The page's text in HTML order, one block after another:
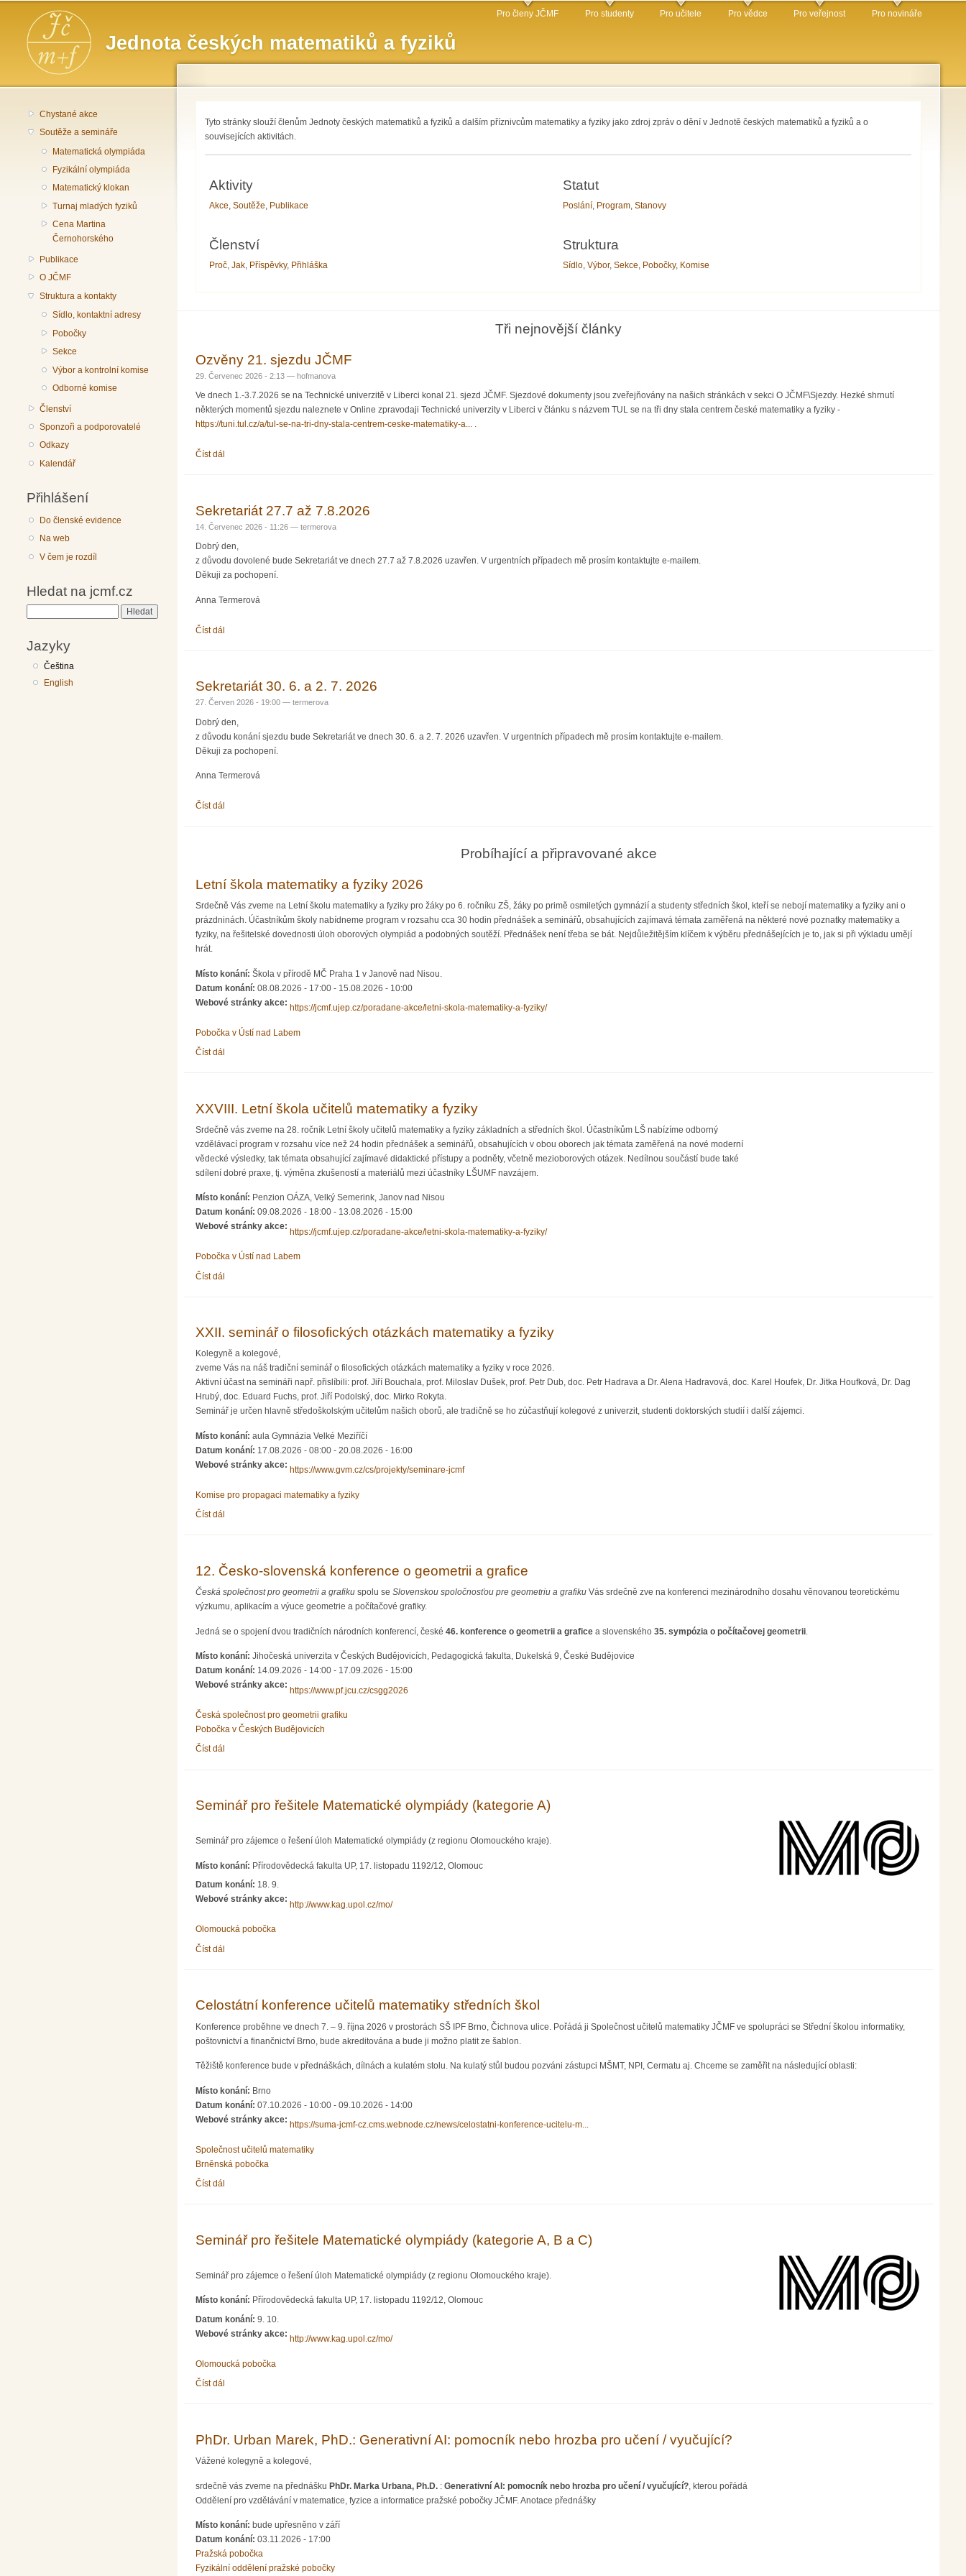
obsahu
Jednota českých matematiků a fyziků
Hlavní menu Pro členy JČMF Pro studenty Pro učitele Pro vědce Pro veřejnost Pro novináře
Chystané akce
Soutěže a semináře
Matematická olympiáda
Fyzikální olympiáda
Matematický klokan
Turnaj mladých fyziků
Cena Martina
Černohorského
Publikace
O JČMF
Struktura a kontakty
Sídlo, kontaktní adresy
Pobočky
Sekce
Výbor a kontrolní komise
Odborné komise
Členství
Sponzoři a podporovatelé
Odkazy
Kalendář
Přihlášení
Do členské evidence
Na web
V čem je rozdíl
Hledat na jcmf.cz
Jazyky
Čeština
English
Tyto stránky slouží členům Jednoty českých matematiků a fyziků a dalším příznivcům matematiky a fyziky jako zdroj zpráv o dění v Jednotě českých matematiků a fyziků a o
souvisejících aktivitách.
Aktivity Statut
Akce,Soutěže, Publikace Poslání, Program,Stanovy
Členství Struktura
Proč,Jak, Příspěvky, Přihláška Sídlo,Výbor,Sekce, Pobočky, Komise
Tři nejnovější články
Ozvěny 21. sjezdu JČMF
29. Červenec 2026 - 2:13 — hofmanova
Ve dnech 1.-3.7.2026 se na Technické univerzitě v Liberci konal 21. sjezd JČMF. Sjezdové dokumenty jsou zveřejňovány na našich stránkách v sekci O JČMF\Sjezdy. Hezké shrnutí
některých momentů sjezdu naleznete v Online zpravodaji Technické univerzity v Liberci v článku s názvem TUL se na tři dny stala centrem české matematiky a fyziky -
https://tuni.tul.cz/a/tul-se-na-tri-dny-stala-centrem-ceske-matematiky-a... .
Číst dál
Sekretariát 27.7 až 7.8.2026
14. Červenec 2026 - 11:26 — termerova
Dobrý den,
z důvodu dovolené bude Sekretariát ve dnech 27.7 až 7.8.2026 uzavřen. V urgentních případech mě prosím kontaktujte e-mailem.
Děkuji za pochopení.
Anna Termerová
Číst dál
Sekretariát 30. 6. a 2. 7. 2026
27. Červen 2026 - 19:00 — termerova
Dobrý den,
z důvodu konání sjezdu bude Sekretariát ve dnech 30. 6. a 2. 7. 2026 uzavřen. V urgentních případech mě prosím kontaktujte e-mailem.
Děkuji za pochopení.
Anna Termerová
Číst dál
Probíhající a připravované akce
Letní škola matematiky a fyziky 2026
Srdečně Vás zveme na Letní školu matematiky a fyziky pro žáky po 6. ročníku ZŠ, žáky po primě osmiletých gymnázií a studenty středních škol, kteří se nebojí matematiky a fyziky ani o
prázdninách. Účastníkům školy nabídneme program v rozsahu cca 30 hodin přednášek a seminářů, obsahujících zajímavá témata zaměřená na některé nové poznatky matematiky a
fyziky, na řešitelské dovednosti úloh oborových olympiád a podobných soutěží. Přednášek není třeba se bát. Nejdůležitějším klíčem k výběru přednášejících je to, jak si při výkladu umějí
hrát.
Místo konání: Škola v přírodě MČ Praha 1 v Janově nad Nisou.
Datum konání: 08.08.2026 - 17:00 - 15.08.2026 - 10:00
Webové stránky akce:
https://jcmf.ujep.cz/poradane-akce/letni-skola-matematiky-a-fyziky/
Pobočka v Ústí nad Labem
Číst dál
XXVIII. Letní škola učitelů matematiky a fyziky
Srdečně vás zveme na 28. ročník Letní školy učitelů matematiky a fyziky základních a středních škol. Účastníkům LŠ nabízíme odborný
vzdělávací program v rozsahu více než 24 hodin přednášek a seminářů, obsahujících v obou oborech jak témata zaměřená na nové moderní
vědecké výsledky, tak témata obsahující zajímavé didaktické přístupy a podněty, včetně mezioborových otázek. Nedílnou součástí bude také
sdílení dobré praxe, tj. výměna zkušeností a materiálů mezi účastníky LŠUMF navzájem.
Místo konání: Penzion OÁZA, Velký Semerink, Janov nad Nisou
Datum konání: 09.08.2026 - 18:00 - 13.08.2026 - 15:00
Webové stránky akce:
https://jcmf.ujep.cz/poradane-akce/letni-skola-matematiky-a-fyziky/
Pobočka v Ústí nad Labem
Číst dál
XXII. seminář o filosofických otázkách matematiky a fyziky
Kolegyně a kolegové,
zveme Vás na náš tradiční seminář o filosofických otázkách matematiky a fyziky v roce 2026.
Aktivní účast na semináři např. přislíbili: prof. Jiří Bouchala, prof. Miloslav Dušek, prof. Petr Dub, doc. Petr Hadrava a Dr. Alena Hadravová, doc. Karel Houfek, Dr. Jitka Houfková, Dr. Dag
Hrubý, doc. Eduard Fuchs, prof. Jiří Podolský, doc. Mirko Rokyta.
Seminář je určen hlavně středoškolským učitelům našich oborů, ale tradičně se ho zúčastňují kolegové z univerzit, studenti doktorských studií i další zájemci.
Místo konání: aula Gymnázia Velké Meziříčí
Datum konání: 17.08.2026 - 08:00 - 20.08.2026 - 16:00
Webové stránky akce:
https://www.gvm.cz/cs/projekty/seminare-jcmf
Komise pro propagaci matematiky a fyziky
Číst dál
12. Česko-slovenská konference o geometrii a grafice
Česká společnost pro geometrii a grafiku spolu se Slovenskou spoločnosťou pre geometriu a grafiku Vás srdečně zve na konferenci mezinárodního dosahu věnovanou teoretickému
výzkumu, aplikacím a výuce geometrie a počítačové grafiky.
Jedná se o spojení dvou tradičních národních konferencí, české 46. konference o geometrii a grafice a slovenského 35. sympózia o počítačovej geometrii
Místo konání: Jihočeská univerzita v Českých Budějovicích, Pedagogická fakulta, Dukelská 9, České Budějovice
Datum konání: 14.09.2026 - 14:00 - 17.09.2026 - 15:00
Webové stránky akce:
https://www.pf.jcu.cz/csgg2026
Česká společnost pro geometrii grafiku
Pobočka v Českých Budějovicích
Číst dál
Seminář pro řešitele Matematické olympiády (kategorie A)
Seminář pro zájemce o řešení úloh Matematické olympiády (z regionu Olomouckého kraje).
Místo konání: Přírodovědecká fakulta UP, 17. listopadu 1192/12, Olomouc
Datum konání: 18. 9.
Webové stránky akce:
http://www.kag.upol.cz/mo/
Olomoucká pobočka
Číst dál
Celostátní konference učitelů matematiky středních škol
Konference proběhne ve dnech 7. – 9. října 2026 v prostorách SŠ IPF Brno, Čichnova ulice. Pořádá ji Společnost učitelů matematiky JČMF ve spolupráci se Střední školou informatiky,
poštovnictví a finančnictví Brno, bude akreditována a bude ji možno platit ze šablon.
Těžiště konference bude v přednáškách, dílnách a kulatém stolu. Na kulatý stůl budou pozváni zástupci MŠMT, NPI, Cermatu aj. Chceme se zaměřit na následující oblasti:
Místo konání: Brno
Datum konání: 07.10.2026 - 10:00 - 09.10.2026 - 14:00
Webové stránky akce:
https://suma-jcmf-cz.cms.webnode.cz/news/celostatni-konference-ucitelu-m...
Společnost učitelů matematiky
Brněnská pobočka
Číst dál
Seminář pro řešitele Matematické olympiády (kategorie A, B a C)
Seminář pro zájemce o řešení úloh Matematické olympiády (z regionu Olomouckého kraje).
Místo konání: Přírodovědecká fakulta UP, 17. listopadu 1192/12, Olomouc
Datum konání: 9. 10.
Webové stránky akce:
http://www.kag.upol.cz/mo/
Olomoucká pobočka
Číst dál
PhDr. Urban Marek, PhD.: Generativní AI: pomocník nebo hrozba pro učení / vyučující?
Vážené kolegyně a kolegové,
srdečně vás zveme na přednášku PhDr. Marka Urbana, Ph.D. : Generativní AI: pomocník nebo hrozba pro učení / vyučující? , kterou pořádá
Oddělení pro vzdělávání v matematice, fyzice a informatice pražské pobočky JČMF. Anotace přednášky
Místo konání: bude upřesněno v září
Datum konání: 03.11.2026 - 17:00
Pražská pobočka
Fyzikální oddělení pražské pobočky